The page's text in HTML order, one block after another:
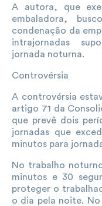
A autora, que
embaladora,
condenação da
intrajornadas
jornada noturna.
Controvérsia
A controvérsia
artigo 71 da
que prevê dois
jornadas que
minutos para
No trabalho
minutos e 30
proteger o
o dia pela noite.